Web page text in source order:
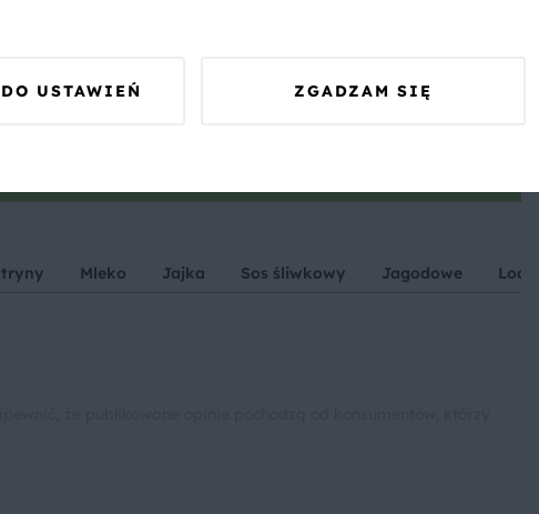
Mleko Jajka Sos śliwkowy Jagodowe Lody
USTAWIEŃ ZGADZAM SIĘ